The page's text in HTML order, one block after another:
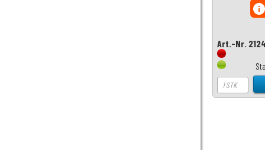
Art.-Nr.